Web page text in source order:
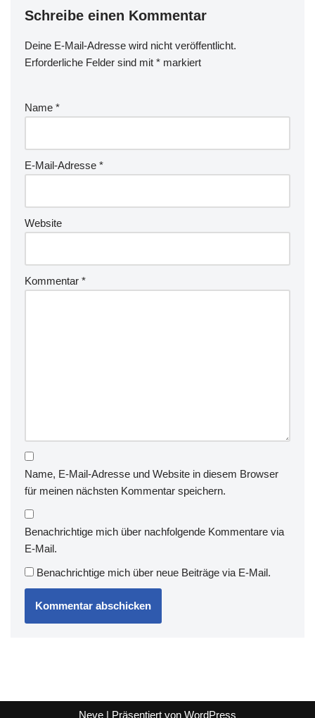
Schreibe einen Kommentar
Deine E-Mail-Adresse wird nicht veröffentlicht.
Erforderliche Felder sind mit * markiert
Name *
E-Mail-Adresse *
Website
Kommentar *
Name, E-Mail-Adresse und Website in diesem Browser
für meinen nächsten Kommentar speichern.
Benachrichtige mich über nachfolgende Kommentare via
E-Mail.
Benachrichtige mich über neue Beiträge via E-Mail.
Neve | Präsentiert von WordPress